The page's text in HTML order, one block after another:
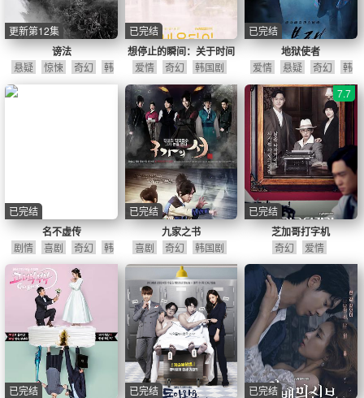
谤法
更新第12集
悬疑 惊悚 奇幻
韩
国剧
想停止的瞬间：关于时间
已完结
爱情 奇幻 韩国剧
地狱使者
已完结
爱情 悬疑 奇幻
韩
国剧
名不虚传
已完结
剧情 喜剧 奇幻
韩
国剧
九家之书
已完结
喜剧 奇幻 韩国剧
芝加哥打字机
7.7
已完结
奇幻 爱情
已完结 已完结 已完结